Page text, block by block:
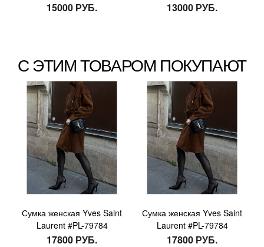
15000 РУБ. 13000 РУБ.
С ЭТИМ ТОВАРОМ ПОКУПАЮТ
Сумка женская Yves Saint
Laurent #PL-79784
17800 РУБ.
Сумка женская Yves Saint
Laurent #PL-79784
17800 РУБ.